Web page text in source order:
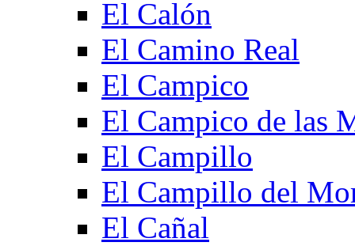
El Calón
El Camino Real
El Campico
El Campico de las
El Campillo
El Campillo del
El Cañal